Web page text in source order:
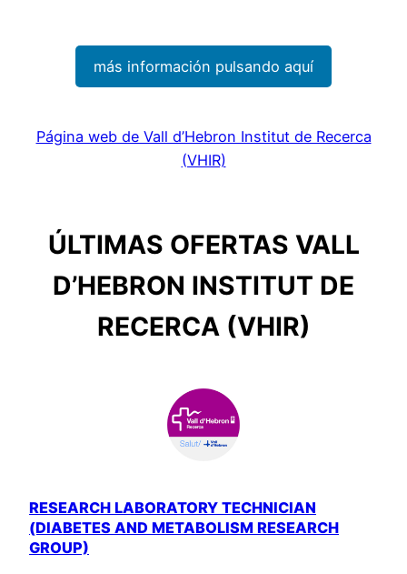
más información pulsando aquí
Página web de Vall d’Hebron Institut de Recerca
(VHIR)
ÚLTIMAS OFERTAS VALL
D’HEBRON INSTITUT DE
RECERCA (VHIR)
RESEARCH LABORATORY TECHNICIAN
(DIABETES AND METABOLISM RESEARCH
GROUP)